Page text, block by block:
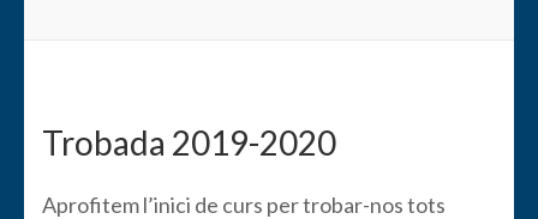
Trobada 2019-2020
Aprofitem l’inici de curs per trobar-nos tots